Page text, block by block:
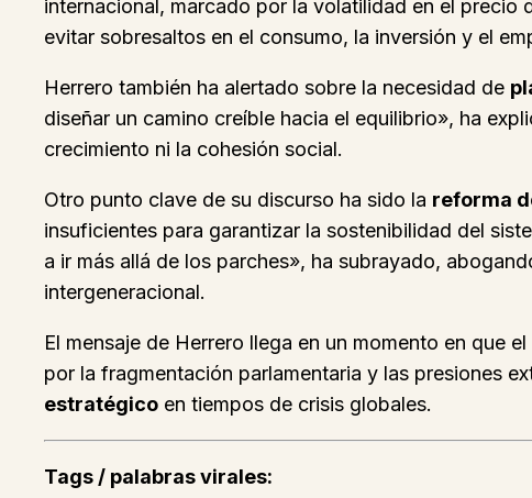
internacional, marcado por la volatilidad en el precio
evitar sobresaltos en el consumo, la inversión y el
Herrero también ha alertado sobre la necesidad de
diseñar un camino creíble hacia el equilibrio», ha
crecimiento ni la cohesión social.
Otro punto clave de su discurso ha sido la reforma
insuficientes para garantizar la sostenibilidad del
a ir más allá de los parches», ha subrayado,
intergeneracional.
El mensaje de Herrero llega en un momento en que
por la fragmentación parlamentaria y las presiones
estratégico en tiempos de crisis globales.
Tags / palabras virales: